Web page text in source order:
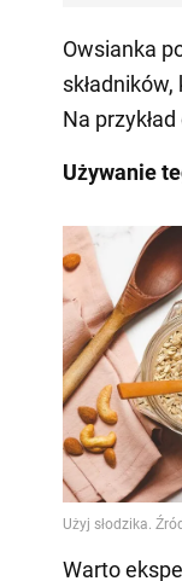
Owsianka
Na
Używanie
Warto